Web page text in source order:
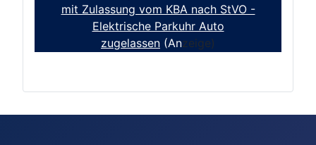
mit Zulassung vom KBA nach StVO -
Elektrische Parkuhr Auto
zugelassen (Anzeige)